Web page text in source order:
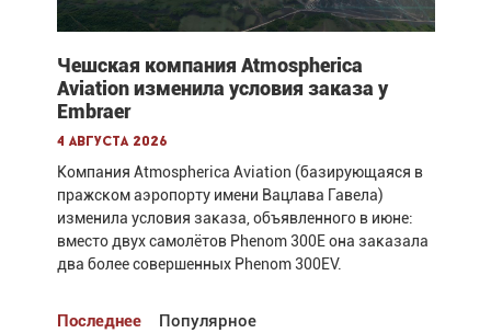
Чешская компания Atmospherica
Aviation изменила условия заказа у
Embraer
4 августа 2026
Компания Atmospherica Aviation (базирующаяся в
пражском аэропорту имени Вацлава Гавела)
изменила условия заказа, объявленного в июне:
вместо двух самолётов Phenom 300E она заказала
два более совершенных Phenom 300EV.
Последнее Популярное